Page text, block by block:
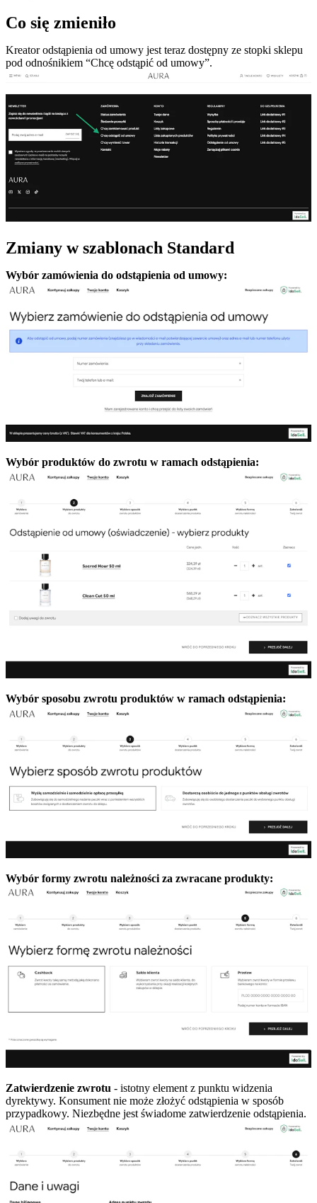
Co się zmieniło
Kreator odstąpienia od umowy jest teraz dostępny ze stopki sklepu
pod odnośnikiem “Chcę odstąpić od umowy”.
Zmiany w szablonach Standard
Wybór zamówienia do odstąpienia od umowy:
Wybór produktów do zwrotu w ramach odstąpienia:
Wybór sposobu zwrotu produktów w ramach odstąpienia:
Wybór formy zwrotu należności za zwracane produkty:
Zatwierdzenie zwrotu - istotny element z punktu widzenia
dyrektywy. Konsument nie może złożyć odstąpienia w sposób
przypadkowy. Niezbędne jest świadome zatwierdzenie odstąpienia.